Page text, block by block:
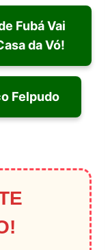
Fubá Vai
da Vó!
Felpudo